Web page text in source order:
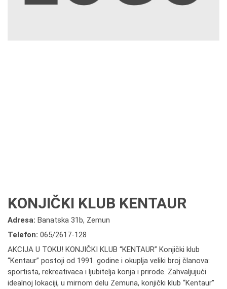
KONJIČKI KLUB KENTAUR
Adresa: Banatska 31b, Zemun
Telefon: 065/2617-128
AKCIJA U TOKU! KONJIČKI KLUB “KENTAUR” Konjički klub
“Kentaur” postoji od 1991. godine i okuplja veliki broj članova:
sportista, rekreativaca i ljubitelja konja i prirode. Zahvaljujući
idealnoj lokaciji, u mirnom delu Zemuna, konjički klub “Kentaur”